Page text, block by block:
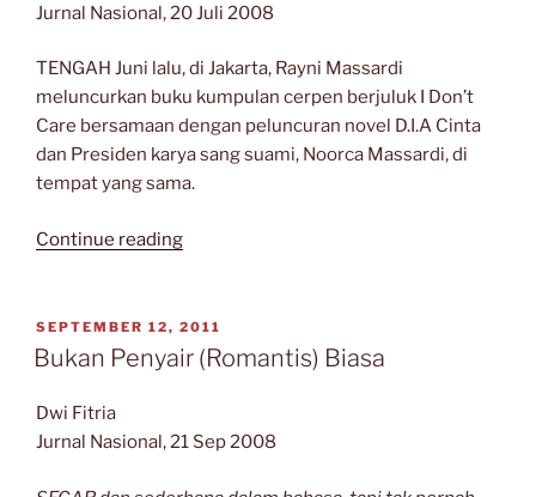
Jurnal Nasional, 20 Juli 2008
TENGAH Juni lalu, di Jakarta, Rayni Massardi
meluncurkan buku kumpulan cerpen berjuluk I Don’t
Care bersamaan dengan peluncuran novel D.I.A Cinta
dan Presiden karya sang suami, Noorca Massardi, di
tempat yang sama.
Continue reading“Menguntai
Tengah
Keramaian”
POSTED
ON
SEPTEMBER 12, 2011
Bukan Penyair (Romantis) Biasa
Dwi Fitria
Jurnal Nasional, 21 Sep 2008